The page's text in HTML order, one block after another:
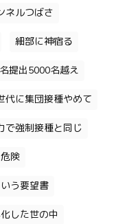
ネルつばさ
細部に神宿る
提出5000名越え
代に集団接種やめて
で強制接種と同じ
険
う要望書
した世の中